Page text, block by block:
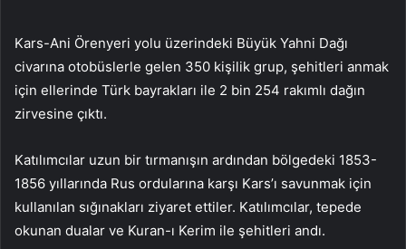
Kars-Ani Örenyeri yolu üzerindeki Büyük Yahni Dağı
civarına otobüslerle gelen 350 kişilik grup, şehitleri anmak
için ellerinde Türk bayrakları ile 2 bin 254 rakımlı dağın
zirvesine çıktı.
Katılımcılar uzun bir tırmanışın ardından bölgedeki 1853-
1856 yıllarında Rus ordularına karşı Kars’ı savunmak için
kullanılan sığınakları ziyaret ettiler. Katılımcılar, tepede
okunan dualar ve Kuran-ı Kerim ile şehitleri andı.